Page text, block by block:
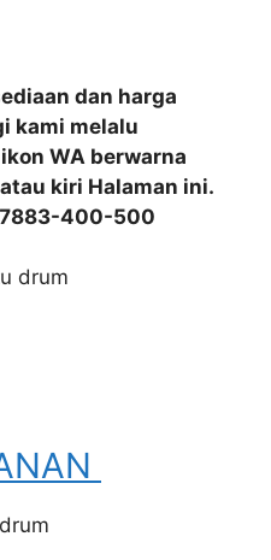
dan harga
kami melalu
WA berwarna
kiri Halaman ini.
7883-400-500